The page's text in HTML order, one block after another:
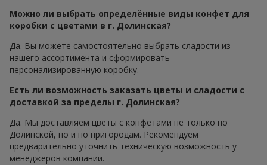
Можно ли выбрать определённые виды конфет для
коробки с цветами в г. Долинская?
Да. Вы можете самостоятельно выбрать сладости из
нашего ассортимента и сформировать
персонализированную коробку.
Есть ли возможность заказать цветы и сладости с
доставкой за пределы г. Долинская?
Да. Мы доставляем цветы с конфетами не только по
Долинской, но и по пригородам. Рекомендуем
предварительно уточнить техническую возможность у
менеджеров компании.